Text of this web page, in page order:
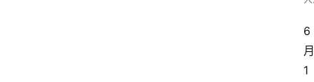
6
月
1